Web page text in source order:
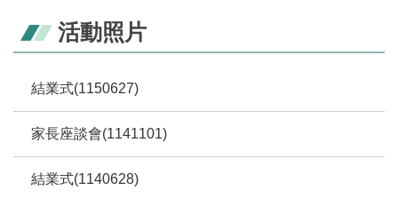
活動照片
結業式(1150627)
家長座談會(1141101)
結業式(1140628)